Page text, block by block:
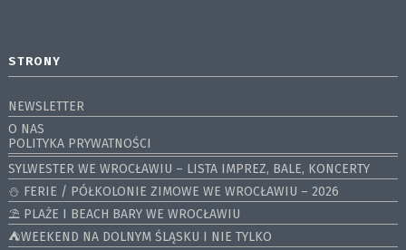
STRONY
NEWSLETTER
O NAS
POLITYKA PRYWATNOŚCI
SYLWESTER WE WROCŁAWIU – LISTA IMPREZ, BALE, KONCERTY
⛄️ FERIE / PÓŁKOLONIE ZIMOWE WE WROCŁAWIU – 2026
⛱️ PLAŻE I BEACH BARY WE WROCŁAWIU
⛺️WEEKEND NA DOLNYM ŚLĄSKU I NIE TYLKO